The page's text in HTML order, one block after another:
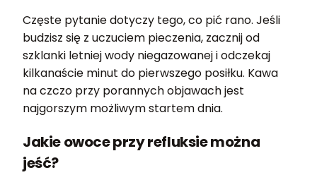
Częste pytanie dotyczy tego, co pić rano. Jeśli
budzisz się z uczuciem pieczenia, zacznij od
szklanki letniej wody niegazowanej i odczekaj
kilkanaście minut do pierwszego posiłku. Kawa
na czczo przy porannych objawach jest
najgorszym możliwym startem dnia.
Jakie owoce przy refluksie można
jeść?